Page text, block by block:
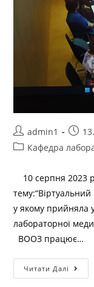
admin1
Кафедра
10 серпня 2023
у якому прийняла
лабораторної
ВООЗ працює…
Читати Далі